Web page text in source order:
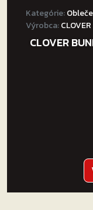
Kategórie:
Výrobca:CLOVER
CLOVER